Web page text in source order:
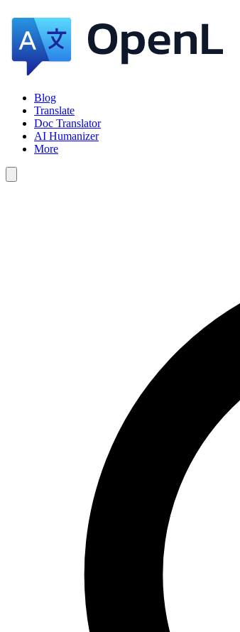
Blog
Translate
Doc Translator
AI Humanizer
More